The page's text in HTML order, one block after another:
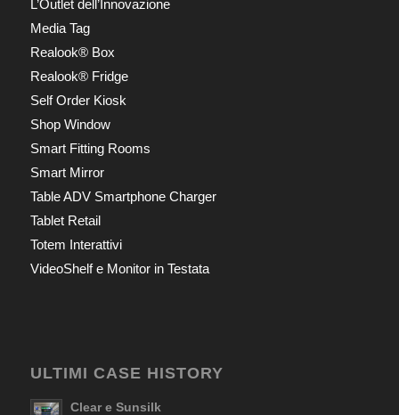
L’Outlet dell’Innovazione
Media Tag
Realook® Box
Realook® Fridge
Self Order Kiosk
Shop Window
Smart Fitting Rooms
Smart Mirror
Table ADV Smartphone Charger
Tablet Retail
Totem Interattivi
VideoShelf e Monitor in Testata
ULTIMI CASE HISTORY
Clear e Sunsilk